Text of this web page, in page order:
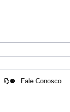
Fale Conosco